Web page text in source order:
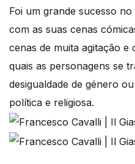
Foi um grande sucesso
com as suas cenas
cenas de muita agitação
quais as personagens se
desigualdade de género
política e religiosa.